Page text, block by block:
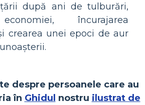
după ani de tulburări,
încurajarea
crearea unei epoci de aur
despre persoanele care au
în Ghidul nostru ilustrat de